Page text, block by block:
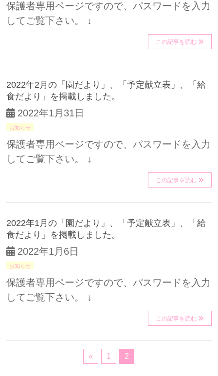
保護者専用ページですので、パスワードを入力
してご覧下さい。 ↓
この記事を読む
2022年2月の「園だより」、「予定献立表」、「給
食だより」を掲載しました。
2022年1月31日
お知らせ
保護者専用ページですので、パスワードを入力
してご覧下さい。 ↓
この記事を読む
2022年1月の「園だより」、「予定献立表」、「給
食だより」を掲載しました。
2022年1月6日
お知らせ
保護者専用ページですので、パスワードを入力
してご覧下さい。 ↓
この記事を読む
« 1 2